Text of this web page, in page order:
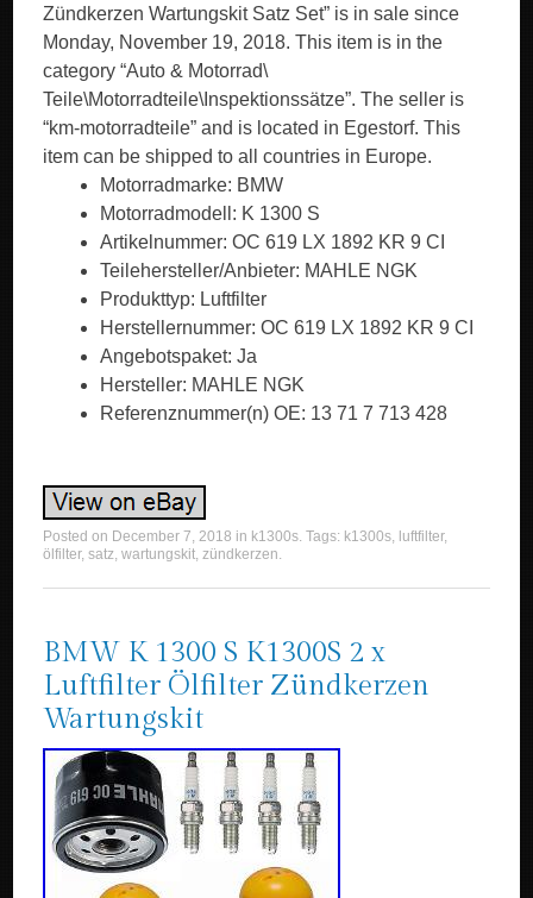
Zündkerzen Wartungskit Satz Set” is in sale since
Monday, November 19, 2018. This item is in the
category “Auto & Motorrad\
Teile\Motorradteile\Inspektionssätze”. The seller is
“km-motorradteile” and is located in Egestorf. This
item can be shipped to all countries in Europe.
Motorradmarke: BMW
Motorradmodell: K 1300 S
Artikelnummer: OC 619 LX 1892 KR 9 CI
Teilehersteller/Anbieter: MAHLE NGK
Produkttyp: Luftfilter
Herstellernummer: OC 619 LX 1892 KR 9 CI
Angebotspaket: Ja
Hersteller: MAHLE NGK
Referenznummer(n) OE: 13 71 7 713 428
Posted on December 7, 2018 in k1300s. Tags: k1300s, luftfilter,
ölfilter,satz,wartungskit,zündkerzen.
BMW K 1300 S K1300S 2 x
Luftfilter Ölfilter Zündkerzen
Wartungskit